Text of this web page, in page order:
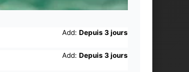
Add: Depuis 3 jours
Add: Depuis 3 jours